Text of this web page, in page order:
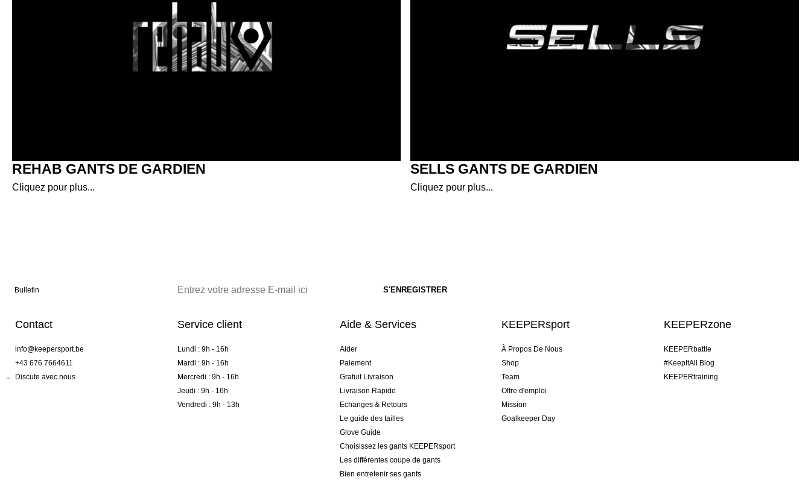
REHAB GANTS DE GARDIEN
Cliquez pour plus...
SELLS GANTS DE GARDIEN
Cliquez pour plus...
Bulletin
Contact
info@keepersport.be
+43 676 7664611
Discute avec nous
Service client
Lundi : 9h - 16h
Mardi : 9h - 16h
Mercredi : 9h - 16h
Jeudi : 9h - 16h
Vendredi : 9h - 13h
Aide & Services
Aider
Paiement
Gratuit Livraison
Livraison Rapide
Echanges & Retours
Le guide des tailles
Glove Guide
Choisissez les gants KEEPERsport
Les différentes coupe de gants
Bien entretenir ses gants
KEEPERsport
À Propos De Nous
Shop
Team
Offre d'emploi
Mission
Goalkeeper Day
KEEPERzone
KEEPERbattle
#KeepItAll Blog
KEEPERtraining